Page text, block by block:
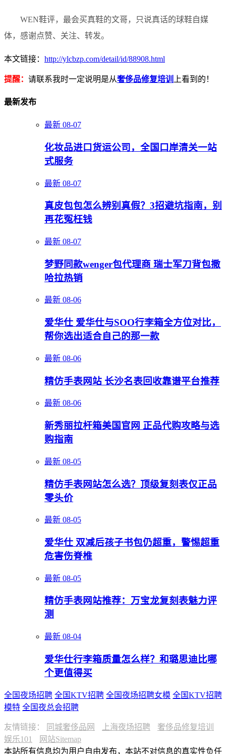
WEN鞋评，最会买真鞋的文哥，只说真话的球鞋自媒
体，感谢点赞、关注、转发。
本文链接： http://ylcbzp.com/detail/id/88908.html
提醒： 请联系我时一定说明是从奢侈品修复培训 上看到的！
最新发布
最新 08-07
化妆品进口货运公司，全国口岸清关一站
式服务
最新 08-07
真皮包包怎么辨别真假？3招避坑指南，别
再花冤枉钱
最新 08-07
梦野同款wenger包代理商 瑞士军刀背包撒
哈拉热销
最新 08-06
爱华仕 爱华仕与SOO行李箱全方位对比，
帮你选出适合自己的那一款
最新 08-06
精仿手表网站 长沙名表回收靠谱平台推荐
最新 08-06
新秀丽拉杆箱美国官网 正品代购攻略与选
购指南
最新 08-05
精仿手表网站怎么选？顶级复刻表仅正品
零头价
最新 08-05
爱华仕 双减后孩子书包仍超重，警惕超重
危害伤脊椎
最新 08-05
精仿手表网站推荐：万宝龙复刻表魅力评
测
最新 08-04
爱华仕行李箱质量怎么样？和璐思迪比哪
个更值得买
全国夜场招聘 全国KTV招聘 全国夜场招聘女模 全国KTV招聘
模特 全国夜总会招聘
友情链接： 同城奢侈品网 上海夜场招聘
奢侈品修复培训
娱乐101
网站Sitemap
本站所有信息均为用户自由发布，本站不对信息的真实性负任